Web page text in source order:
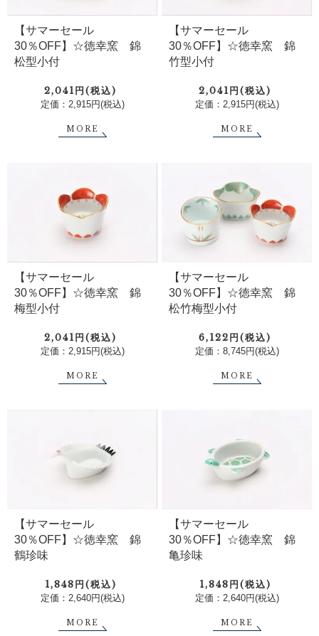
【サマーセール
30％OFF】☆徳幸窯 錦
松型小付
2,041円(税込)
定価：2,915円(税込)
MORE
【サマーセール
30％OFF】☆徳幸窯 錦
竹型小付
2,041円(税込)
定価：2,915円(税込)
MORE
【サマーセール
30％OFF】☆徳幸窯 錦
梅型小付
2,041円(税込)
定価：2,915円(税込)
MORE
【サマーセール
30％OFF】☆徳幸窯 錦
松竹梅型小付
6,122円(税込)
定価：8,745円(税込)
MORE
【サマーセール
30％OFF】☆徳幸窯 錦
鶴珍味
1,848円(税込)
定価：2,640円(税込)
MORE
【サマーセール
30％OFF】☆徳幸窯 錦
亀珍味
1,848円(税込)
定価：2,640円(税込)
MORE